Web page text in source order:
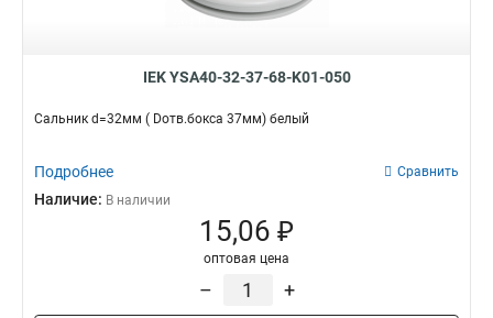
IEK YSA40-32-37-68-K01-050
Сальник d=32мм ( Dотв.бокса 37мм) белый
Подробнее Сравнить
Наличие: В наличии
15,06 ₽
оптовая цена
– +